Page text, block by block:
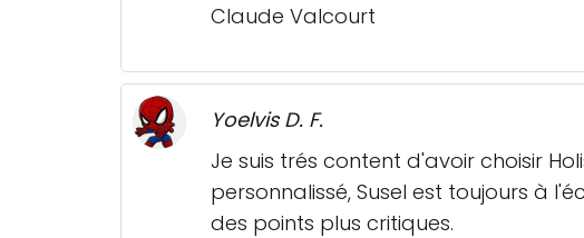
Claude Valcourt
Yoelvis D. F.
Je suis trés content d'avoir choisir
personnalissé, Susel est toujours à
des points plus critiques.